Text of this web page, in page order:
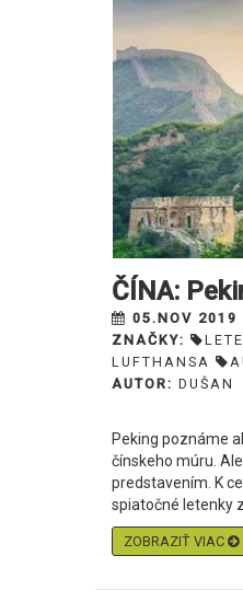
ČÍNA:
05.NOV 2019
ZNAČKY:
LUFTHANSA
AUTOR: DUŠAN
Peking poznáme
čínskeho múru.
predstavením. K
spiatočné letenky z
ZOBRAZIŤ VIAC